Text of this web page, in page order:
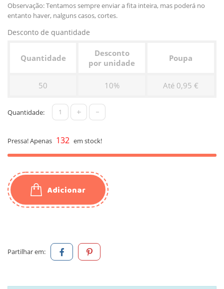
Observação: Tentamos sempre enviar a fita inteira, mas poderá no
entanto haver, nalguns casos, cortes.
Desconto de quantidade
Quantidade
Desconto
por unidade
Poupa
50 10% Até 0,95 €
Quantidade: + -
Pressa! Apenas 132 em stock!
Adicionar
Partilhar em: